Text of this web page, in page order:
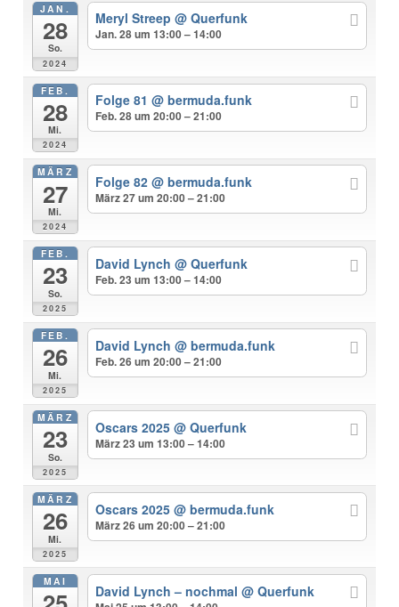
JAN.
28
So.
2024
Meryl Streep @ Querfunk
Jan. 28 um 13:00 – 14:00
FEB.
28
Mi.
2024
Folge 81 @ bermuda.funk
Feb. 28 um 20:00 – 21:00
MÄRZ
27
Mi.
2024
Folge 82 @ bermuda.funk
März 27 um 20:00 – 21:00
FEB.
23
So.
2025
David Lynch @ Querfunk
Feb. 23 um 13:00 – 14:00
FEB.
26
Mi.
2025
David Lynch @ bermuda.funk
Feb. 26 um 20:00 – 21:00
MÄRZ
23
So.
2025
Oscars 2025 @ Querfunk
März 23 um 13:00 – 14:00
MÄRZ
26
Mi.
2025
Oscars 2025 @ bermuda.funk
März 26 um 20:00 – 21:00
MAI
David Lynch – nochmal @ Querfunk